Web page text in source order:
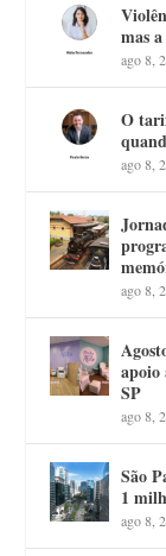
mas
ago 8,
O
ago 8,
ago 8,
apoio
SP
ago 8,
São
1
ago 8,